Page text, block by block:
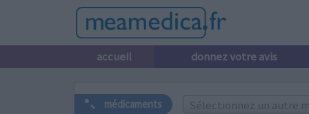
accueil donnez votre avis
médicaments Sélectionnez un autre